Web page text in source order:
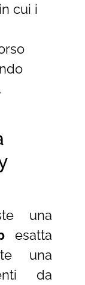
cui i
una
esatta
una
da